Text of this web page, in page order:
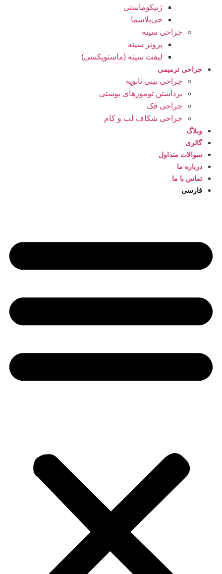
ژنیکوماستی
جی‌پلاسما
جراحی سینه
پروتز سینه
لیفت سینه (ماستوپکسی)
جراحی ترمیمی
جراحی بینی ثانویه
برداشتن تومورهای پوستی
جراحی فک
جراحی شکاف لب و کام
وبلاگ
گالری
سوالات متداول
درباره ما
تماس با ما
فارسی